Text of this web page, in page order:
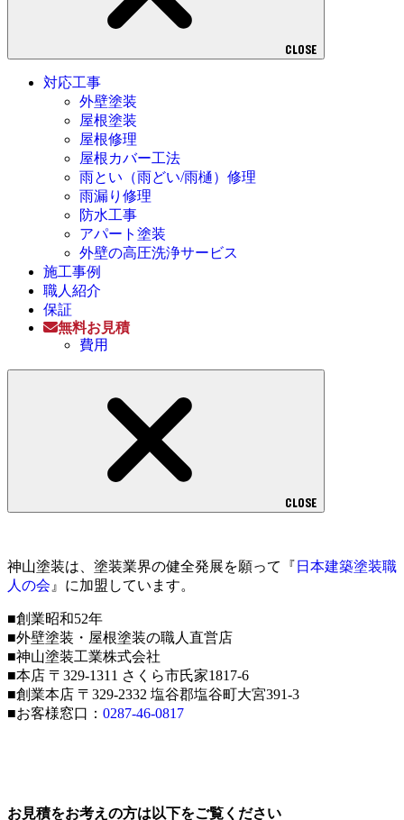
CLOSE
対応工事
外壁塗装
屋根塗装
屋根修理
屋根カバー工法
雨とい（雨どい/雨樋）修理
雨漏り修理
防水工事
アパート塗装
外壁の高圧洗浄サービス
施工事例
職人紹介
保証
無料お見積
費用
CLOSE
神山塗装は、塗装業界の健全発展を願って『 日本建築塗装職
人の会 』に加盟しています。
■創業昭和52年
■外壁塗装・屋根塗装の職人直営店
■神山塗装工業株式会社
■本店 〒329-1311 さくら市氏家1817-6
■創業本店 〒329-2332 塩谷郡塩谷町大宮391-3
■お客様窓口： 0287-46-0817
お見積をお考えの方は以下をご覧ください